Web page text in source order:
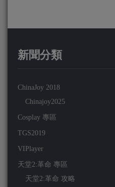
新聞分類
ChinaJoy 2018
Chinajoy2025
Cosplay 專區
TGS2019
VIPlayer
天堂2:革命 專區
天堂2:革命 攻略